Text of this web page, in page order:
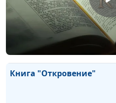
рассказам евангелистов?
Апокалипсис
Книга "Откровение"